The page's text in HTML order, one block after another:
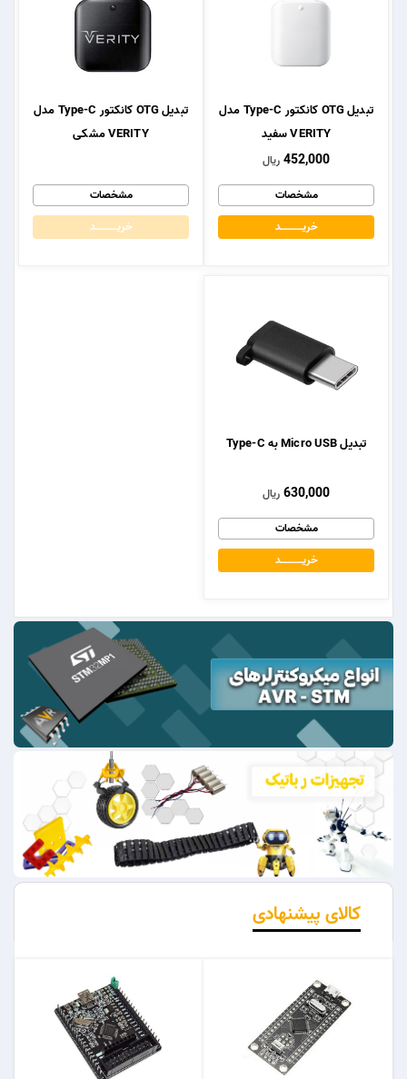
تبدیل OTG کانکتور Type-C مدل
VERITY سفید
452,000 ریال
مشخصات
خریــــــــــــد
تبدیل OTG کانکتور Type-C مدل
VERITY مشکی
مشخصات
خریــــــــــــد
تبدیل Micro USB به Type-C
630,000 ریال
مشخصات
خریــــــــــــد
کالای پیشنهادی